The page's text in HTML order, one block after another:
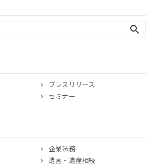
search
プレスリリース
セミナー
企業法務
遺言・遺産相続